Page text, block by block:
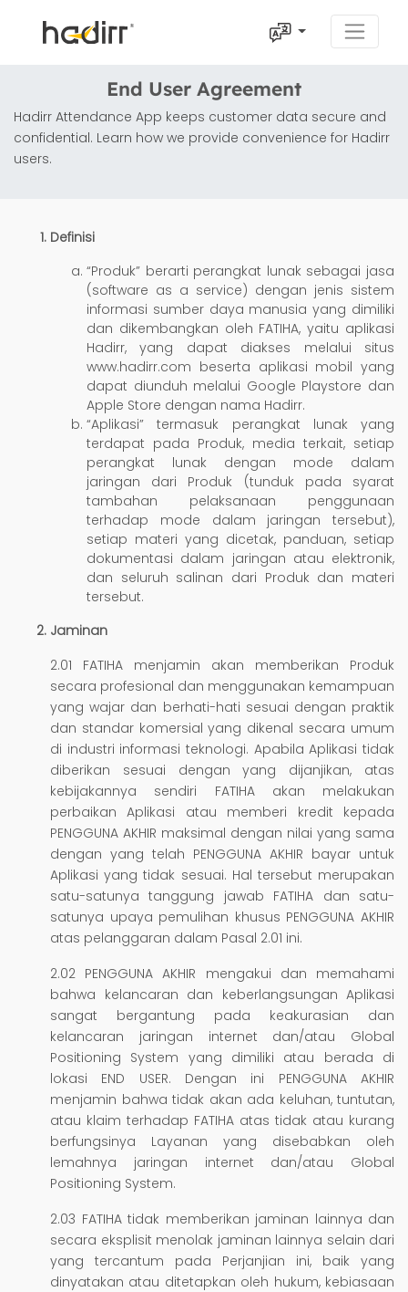
End User Agreement
Hadirr Attendance App keeps customer data secure and
confidential. Learn how we provide convenience for Hadirr
users.
Definisi
“Produk” berarti perangkat lunak sebagai jasa
(software as a service) dengan jenis sistem
informasi sumber daya manusia yang dimiliki
dan dikembangkan oleh FATIHA, yaitu aplikasi
Hadirr, yang dapat diakses melalui situs
www.hadirr.com beserta aplikasi mobil yang
dapat diunduh melalui Google Playstore dan
Apple Store dengan nama Hadirr.
“Aplikasi” termasuk perangkat lunak yang
terdapat pada Produk, media terkait, setiap
perangkat lunak dengan mode dalam
jaringan dari Produk (tunduk pada syarat
tambahan pelaksanaan penggunaan
terhadap mode dalam jaringan tersebut),
setiap materi yang dicetak, panduan, setiap
dokumentasi dalam jaringan atau elektronik,
dan seluruh salinan dari Produk dan materi
tersebut.
Jaminan
2.01 FATIHA menjamin akan memberikan Produk
secara profesional dan menggunakan kemampuan
yang wajar dan berhati-hati sesuai dengan praktik
dan standar komersial yang dikenal secara umum
di industri informasi teknologi. Apabila Aplikasi tidak
diberikan sesuai dengan yang dijanjikan, atas
kebijakannya sendiri FATIHA akan melakukan
perbaikan Aplikasi atau memberi kredit kepada
PENGGUNA AKHIR maksimal dengan nilai yang sama
dengan yang telah PENGGUNA AKHIR bayar untuk
Aplikasi yang tidak sesuai. Hal tersebut merupakan
satu-satunya tanggung jawab FATIHA dan satu-
satunya upaya pemulihan khusus PENGGUNA AKHIR
atas pelanggaran dalam Pasal 2.01 ini.
2.02 PENGGUNA AKHIR mengakui dan memahami
bahwa kelancaran dan keberlangsungan Aplikasi
sangat bergantung pada keakurasian dan
kelancaran jaringan internet dan/atau Global
Positioning System yang dimiliki atau berada di
lokasi END USER. Dengan ini PENGGUNA AKHIR
menjamin bahwa tidak akan ada keluhan, tuntutan,
atau klaim terhadap FATIHA atas tidak atau kurang
berfungsinya Layanan yang disebabkan oleh
lemahnya jaringan internet dan/atau Global
Positioning System.
2.03 FATIHA tidak memberikan jaminan lainnya dan
secara eksplisit menolak jaminan lainnya selain dari
yang tercantum pada Perjanjian ini, baik yang
dinyatakan atau ditetapkan oleh hukum, kebiasaan